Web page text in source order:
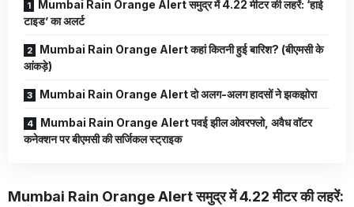
Mumbai Rain Orange Alert समुद्र में 4.22 मीटर की लहरें: ‘हाई
टाइड’ का अलर्ट
Mumbai Rain Orange Alert कहां कितनी हुई बारिश? (बीएमसी के
आंकड़े)
Mumbai Rain Orange Alert दो अलग-अलग हादसों ने झकझोरा
Mumbai Rain Orange Alert पवई झील ओवरफ्लो, अवैध वॉटर
कनेक्शन पर बीएमसी की सर्जिकल स्ट्राइक
Mumbai Rain Orange Alert समुद्र में 4.22 मीटर की लहरें: